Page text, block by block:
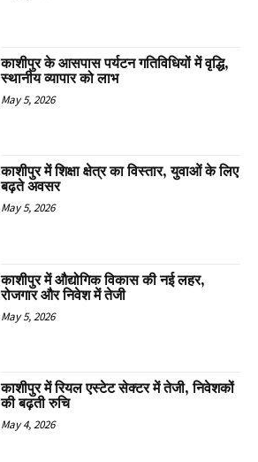
काशीपुर के आसपास पर्यटन गतिविधियों में वृद्धि,
स्थानीय व्यापार को लाभ
May 5, 2026
काशीपुर में शिक्षा क्षेत्र का विस्तार, युवाओं के लिए
बढ़ते अवसर
May 5, 2026
काशीपुर में औद्योगिक विकास की नई लहर,
रोजगार और निवेश में तेजी
May 5, 2026
काशीपुर में रियल एस्टेट सेक्टर में तेजी, निवेशकों
की बढ़ती रुचि
May 4, 2026